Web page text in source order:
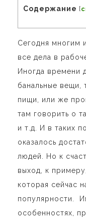
Содержание [
Сегодня многим
все дела в
Иногда времени
банальные вещи,
пищи, или же
там говорить о
и т.д. И в таких
оказалось
людей. Но к
выход, к
которая сейчас
популярности.
особенностях,